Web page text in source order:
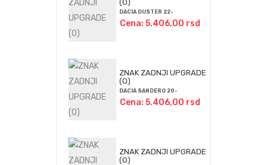
(O)
DACIA DUSTER 22-
Cena: 5.406,00 rsd
ZNAK ZADNJI UPGRADE
(O)
DACIA SANDERO 20-
Cena: 5.406,00 rsd
ZNAK ZADNJI UPGRADE
(O)